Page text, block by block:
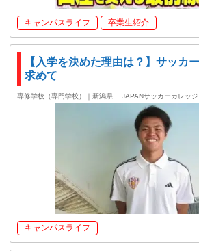
キャンパスライフ 卒業生紹介
【入学を決めた理由は？】サッカ
求めて
専修学校（専門学校）｜新潟県 JAPANサッカーカレッジ
キャンパスライフ